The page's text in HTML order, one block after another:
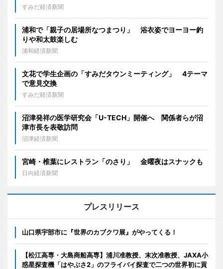
すみだ経済新聞
浦和で「親子の居場所なつまつり」 浴衣姿でヨーヨー釣
りや和太鼓楽しむ
浦和経済新聞
文花で学生企画の「すみだタウンミーティング」 4テーマ
で意見交換
すみだ経済新聞
沼津発祥の医学研究会「U-TECH」開催へ 関係者らが沼
津市長を表敬訪問
沼津経済新聞
宮崎・椎葉にレストラン「のさり」 金曜夜はスナックも
日向経済新聞
プレスリリース
山口県宇部市に『世界のカブクワ展』がやってくる！
【松江高専・大島商船高専】浦川准教授、末次准教授、JAXA小
惑星探査機「はやぶさ2」のフライバイ探査で二つの世界初に貢